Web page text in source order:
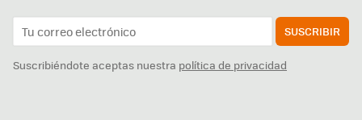
SUSCRIBIR
Suscribiéndote aceptas nuestra política de privacidad